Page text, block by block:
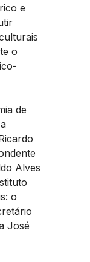
e
o
de
Alves
o
José